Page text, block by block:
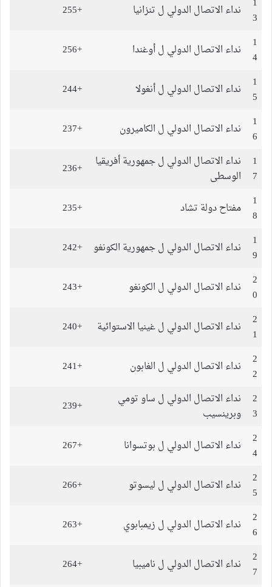
3
نداء الاتصال الدولي ل تنزانيا
+255
1
4
نداء الاتصال الدولي ل أوغندا
+256
1
5
نداء الاتصال الدولي ل أنغولا
+244
1
6
نداء الاتصال الدولي ل الكاميرون
+237
1
7
نداء الاتصال الدولي ل جمهورية أفريقيا
الوسطى
+236
1
8
مفتاح دولة تشاد
+235
1
9
نداء الاتصال الدولي ل جمهورية الكونغو
+242
2
0
نداء الاتصال الدولي ل الكونغو
+243
2
1
نداء الاتصال الدولي ل غينيا الاستوائية
+240
2
2
نداء الاتصال الدولي ل الغابون
+241
2
3
نداء الاتصال الدولي ل ساو تومي
وبرينسيب
+239
2
4
نداء الاتصال الدولي ل بوتسوانا
+267
2
5
نداء الاتصال الدولي ل ليسوتو
+266
2
6
نداء الاتصال الدولي ل زيمبابوي
+263
2
7
نداء الاتصال الدولي ل ناميبيا
+264